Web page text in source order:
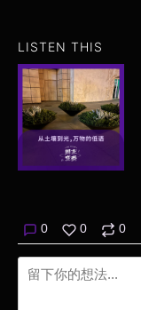
LISTEN THIS